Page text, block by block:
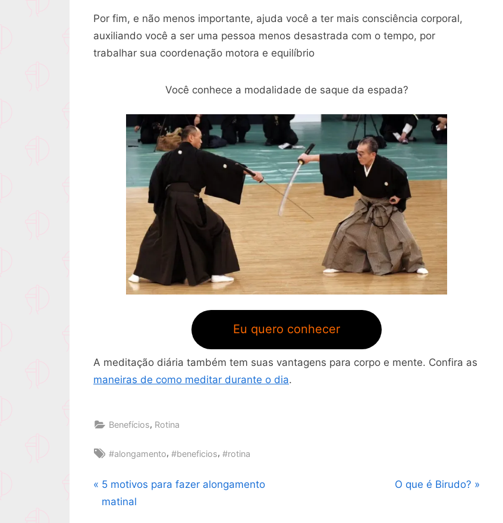
Por fim, e não menos importante, ajuda você a ter mais consciência corporal,
auxiliando você a ser uma pessoa menos desastrada com o tempo, por
trabalhar sua coordenação motora e equilíbrio
Você conhece a modalidade de saque da espada?
Eu quero conhecer
A meditação diária também tem suas vantagens para corpo e mente. Confira as
maneiras de como meditar durante o dia.
Benefícios, Rotina
Tags:
#alongamento, #beneficios, #rotina
Navegação
P
r
5 motivos para fazer alongamento
matinal
N
O que é Birudo?